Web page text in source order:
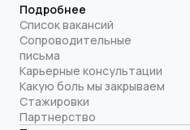
Подробнее
Список вакансий
Сопроводительные
письма
Карьерные консультации
Какую боль мы закрываем
Стажировки
Партнерство